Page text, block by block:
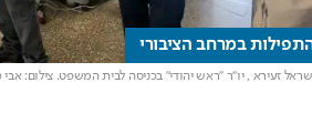
זעירא , יו"ר "ראש יהודי" בכניסה לבית המשפט. צילום: אבי כהן
במרחב הציבורי